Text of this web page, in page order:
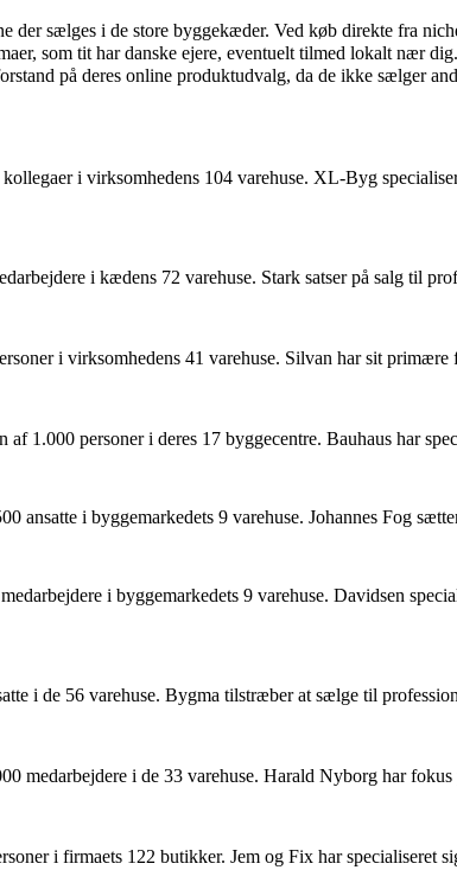
der sælges i de store byggekæder. Ved køb direkte fra
som tit har danske ejere, eventuelt tilmed lokalt nær
på deres online produktudvalg, da de ikke sælger
i virksomhedens 104 varehuse. XL-Byg
i kædens 72 varehuse. Stark satser på salg til
i virksomhedens 41 varehuse. Silvan har sit
1.000 personer i deres 17 byggecentre. Bauhaus har
ansatte i byggemarkedets 9 varehuse. Johannes Fog
i byggemarkedets 9 varehuse. Davidsen
i de 56 varehuse. Bygma tilstræber at sælge til
medarbejdere i de 33 varehuse. Harald Nyborg har
i firmaets 122 butikker. Jem og Fix har